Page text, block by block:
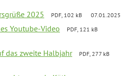
2025 PDF, 102 kB 07.01.2025
Youtube-Video
PDF, 121 kB
das zweite Halbjahr
PDF, 277 kB